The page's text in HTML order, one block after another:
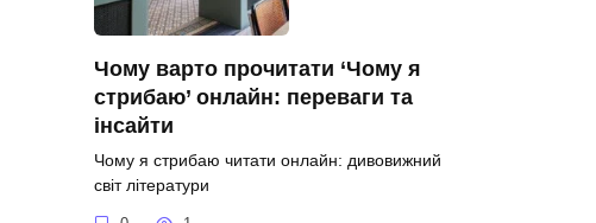
Чому варто прочитати ‘Чому я
стрибаю’ онлайн: переваги та
інсайти
Чому я стрибаю читати онлайн: дивовижний
світ літератури